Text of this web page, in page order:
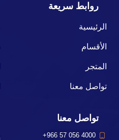
روابط سريعة
الرئيسية
الأقسام
المتجر
تواصل معنا
تواصل معنا
+966 57 056 4000